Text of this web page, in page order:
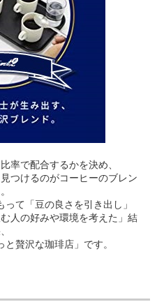
率で配合するかを決め、
つけるのがコーヒーのブレン
て「豆の良さを引き出し」
人の好みや環境を考えた」結
贅沢な珈琲店」です。